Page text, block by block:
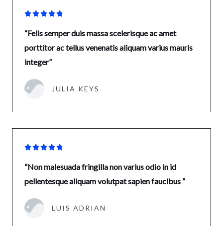

“Felis semper duis massa scelerisque ac amet
porttitor ac tellus venenatis aliquam varius mauris
integer”
JULIA KEYS

“Non malesuada fringilla non varius odio in id
pellentesque aliquam volutpat sapien faucibus ”
LUIS ADRIAN